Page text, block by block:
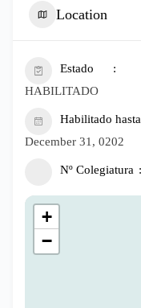
Location
Estado
HABILITADO
Habilitado hasta
December 31, 0202
Nº Colegiatura
+
−